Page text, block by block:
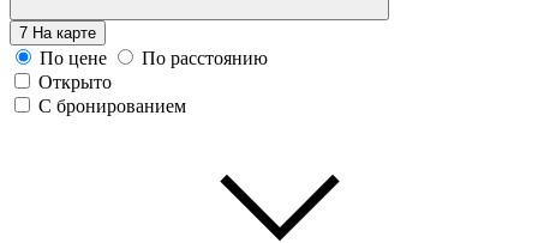
7 На карте
По цене
По расстоянию
Открыто
С бронированием